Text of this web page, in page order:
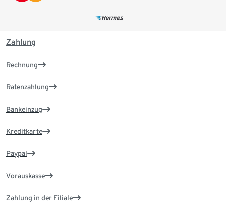
Zahlung
Rechnung
Ratenzahlung
Bankeinzug
Kreditkarte
Paypal
Vorauskasse
Zahlung in der Filiale